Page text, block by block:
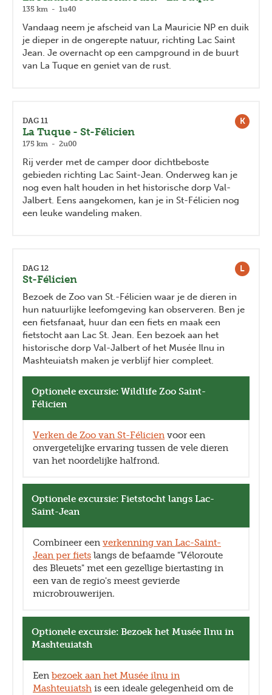
135 km - 1u40
Vandaag neem je afscheid van La Mauricie NP en duik
je dieper in de ongerepte natuur, richting Lac Saint
Jean. Je overnacht op een campground in de buurt
van La Tuque en geniet van de rust.
K
DAG 11
La Tuque - St-Félicien
175 km - 2u00
Rij verder met de camper door dichtbeboste
gebieden richting Lac Saint-Jean. Onderweg kan je
nog even halt houden in het historische dorp Val-
Jalbert. Eens aangekomen, kan je in St-Félicien nog
een leuke wandeling maken.
L
DAG 12
St-Félicien
Bezoek de Zoo van St.-Félicien waar je de dieren in
hun natuurlijke leefomgeving kan observeren. Ben je
een fietsfanaat, huur dan een fiets en maak een
fietstocht aan Lac St. Jean. Een bezoek aan het
historische dorp Val-Jalbert of het Musée Ilnu in
Mashteuiatsh maken je verblijf hier compleet.
Optionele excursie: Wildlife Zoo Saint-
Félicien
Verken de Zoo van St-Félicien voor een
onvergetelijke ervaring tussen de vele dieren
van het noordelijke halfrond.
Optionele excursie: Fietstocht langs Lac-
Saint-Jean
Combineer een verkenning van Lac-Saint-
Jean per fiets langs de befaamde "Véloroute
des Bleuets" met een gezellige biertasting in
een van de regio's meest gevierde
microbrouwerijen.
Optionele excursie: Bezoek het Musée Ilnu in
Mashteuiatsh
Een bezoek aan het Musée ilnu in
Mashteuiatsh is een ideale gelegenheid om de